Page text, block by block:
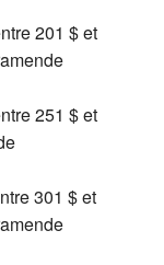
201 $ et
251 $ et
301 $ et